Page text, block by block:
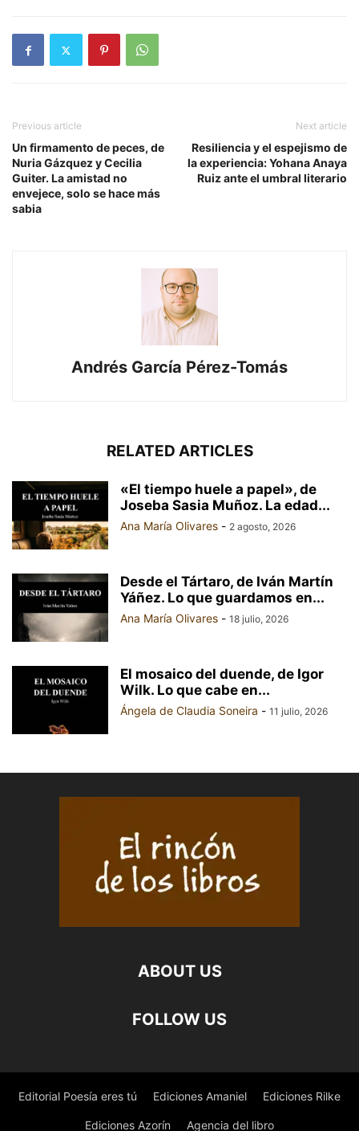
Previous article
Un firmamento de peces, de
Nuria Gázquez y Cecilia
Guiter. La amistad no
envejece, solo se hace más
sabia
Next article
Resiliencia y el espejismo de
la experiencia: Yohana Anaya
Ruiz ante el umbral literario
Andrés García Pérez-Tomás
RELATED ARTICLES
«El tiempo huele a papel», de
Joseba Sasia Muñoz. La edad...
Ana María Olivares - 2 agosto, 2026
Desde el Tártaro, de Iván Martín
Yáñez. Lo que guardamos en...
Ana María Olivares - 18 julio, 2026
El mosaico del duende, de Igor
Wilk. Lo que cabe en...
Ángela de Claudia Soneira - 11 julio, 2026
ABOUT US
FOLLOW US
Editorial Poesía eres tú Ediciones Amaniel Ediciones Rilke
Ediciones Azorín Agencia del libro